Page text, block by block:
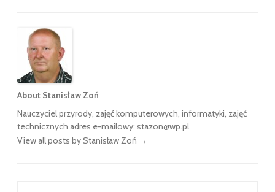
About Stanisław Zoń
Nauczyciel przyrody, zajęć komputerowych, informatyki, zajęć
technicznych adres e-mailowy: stazon@wp.pl
View all posts by Stanisław Zoń →